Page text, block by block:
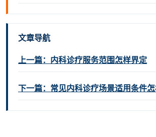
文章导航
上一篇：内科诊疗服务范围怎样界定
下一篇：常见内科诊疗场景适用条件